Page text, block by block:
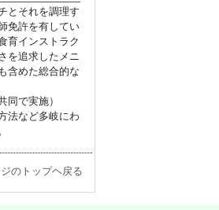
とそれを調理す
免許を有してい
育インストラク
を追求したメニ
含めた総合的な
同で実施）
法など多岐にわ
のトップヘ戻る